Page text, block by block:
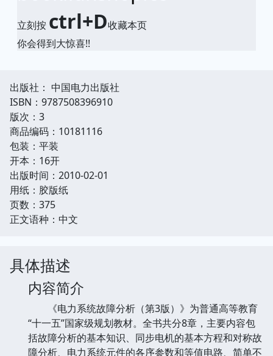
立刻按 ctrl+D收藏本页
你会得到大惊喜!!
出版社： 中国电力出版社
ISBN：9787508396910
版次：3
商品编码：10181116
包装：平装
开本：16开
出版时间：2010-02-01
用纸：胶版纸
页数：375
正文语种：中文
具体描述
内容简介
《电力系统故障分析（第3版）》为普通高等教育
“十一五”国家级规划教材。全书共分8章，主要内容包
括故障分析的基本知识、同步电机的基本方程和对称故
障分析、电力系统元件的各序参数和等值电路、简单不